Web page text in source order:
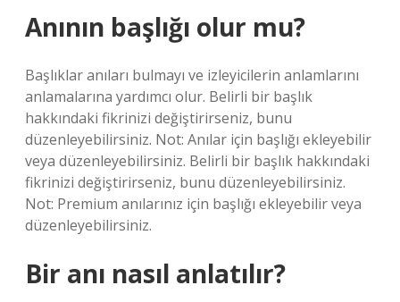
Anının başlığı olur mu?
Başlıklar anıları bulmayı ve izleyicilerin anlamlarını
anlamalarına yardımcı olur. Belirli bir başlık
hakkındaki fikrinizi değiştirirseniz, bunu
düzenleyebilirsiniz. Not: Anılar için başlığı ekleyebilir
veya düzenleyebilirsiniz. Belirli bir başlık hakkındaki
fikrinizi değiştirirseniz, bunu düzenleyebilirsiniz.
Not: Premium anılarınız için başlığı ekleyebilir veya
düzenleyebilirsiniz.
Bir anı nasıl anlatılır?